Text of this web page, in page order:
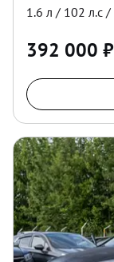
1.6 л / 102 л.с /
392 000 ₽